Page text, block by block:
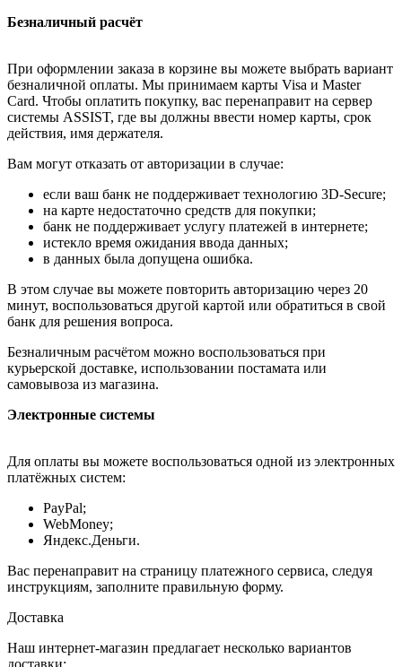
Безналичный расчёт
При оформлении заказа в корзине вы можете выбрать вариант
безналичной оплаты. Мы принимаем карты Visa и Master
Card. Чтобы оплатить покупку, вас перенаправит на сервер
системы ASSIST, где вы должны ввести номер карты, срок
действия, имя держателя.
Вам могут отказать от авторизации в случае:
если ваш банк не поддерживает технологию 3D-Secure;
на карте недостаточно средств для покупки;
банк не поддерживает услугу платежей в интернете;
истекло время ожидания ввода данных;
в данных была допущена ошибка.
В этом случае вы можете повторить авторизацию через 20
минут, воспользоваться другой картой или обратиться в свой
банк для решения вопроса.
Безналичным расчётом можно воспользоваться при
курьерской доставке, использовании постамата или
самовывоза из магазина.
Электронные системы
Для оплаты вы можете воспользоваться одной из электронных
платёжных систем:
PayPal;
WebMoney;
Яндекс.Деньги.
Вас перенаправит на страницу платежного сервиса, следуя
инструкциям, заполните правильную форму.
Доставка
Наш интернет-магазин предлагает несколько вариантов
доставки: